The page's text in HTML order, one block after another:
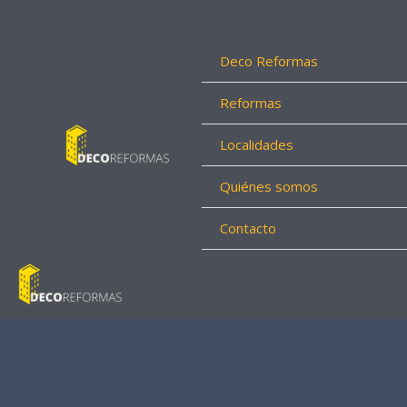
Deco Reformas
Reformas
Localidades
Quiénes somos
Contacto